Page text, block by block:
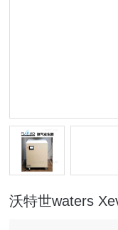
沃特世waters